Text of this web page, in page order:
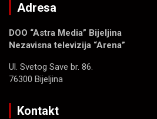
Adresa
DOO “Astra Media” Bijeljina
Nezavisna televizija “Arena”
Ul. Svetog Save br. 86.
76300 Bijeljina
Kontakt